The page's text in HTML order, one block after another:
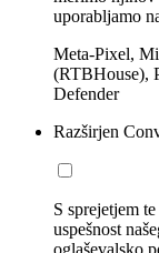
uporabljamo
Meta-Pixel,
(RTBHouse),
Defender
Razširjen
S sprejetjem
uspešnost
oglaševalsko